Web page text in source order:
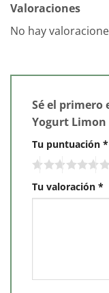
Valoraciones
No hay
Sé el primero
Yogurt Limon
Tu puntuación *
Tu valoración *